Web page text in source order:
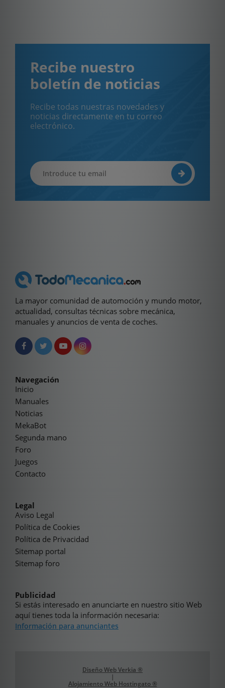
Recibe nuestro
boletín de noticias
Recibe todas nuestras novedades y
noticias directamente en tu correo
electrónico.
La mayor comunidad de automoción y mundo motor,
actualidad, consultas técnicas sobre mecánica,
manuales y anuncios de venta de coches.
Navegación
Inicio
Manuales
Noticias
MekaBot
Segunda mano
Foro
Juegos
Contacto
Legal
Aviso Legal
Política de Cookies
Política de Privacidad
Sitemap portal
Sitemap foro
Publicidad
Si estás interesado en anunciarte en nuestro sitio Web
aquí tienes toda la información necesaria:
Información para anunciantes
Diseño Web Verkia ®
|
Alojamiento Web Hostingato ®